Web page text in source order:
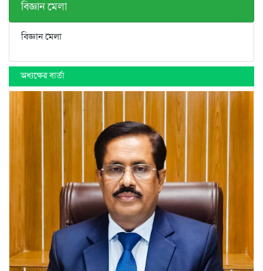
বিজ্ঞান মেলা
বিজ্ঞান মেলা
অধ্যক্ষের বার্তা